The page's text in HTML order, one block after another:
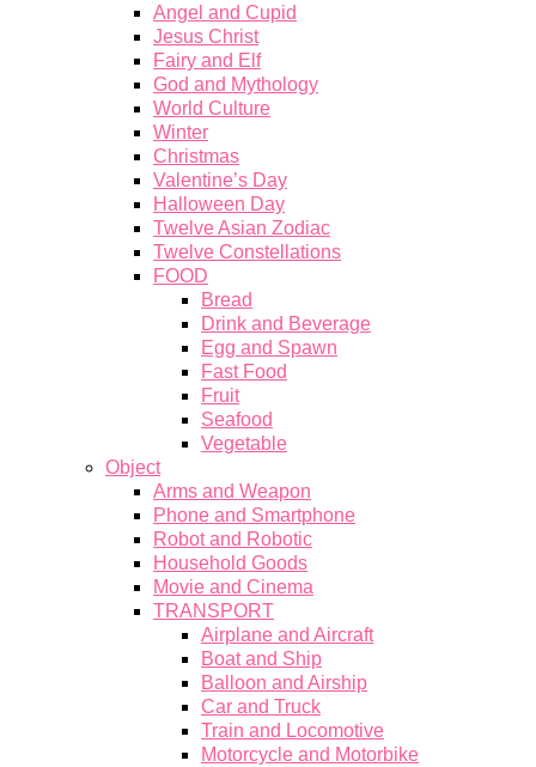
Angel and Cupid
Jesus Christ
Fairy and Elf
God and Mythology
World Culture
Winter
Christmas
Valentine’s Day
Halloween Day
Twelve Asian Zodiac
Twelve Constellations
FOOD
Bread
Drink and Beverage
Egg and Spawn
Fast Food
Fruit
Seafood
Vegetable
Object
Arms and Weapon
Phone and Smartphone
Robot and Robotic
Household Goods
Movie and Cinema
TRANSPORT
Airplane and Aircraft
Boat and Ship
Balloon and Airship
Car and Truck
Train and Locomotive
Motorcycle and Motorbike